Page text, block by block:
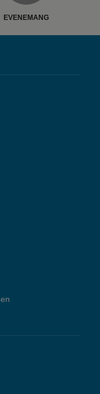
EVENEMANG